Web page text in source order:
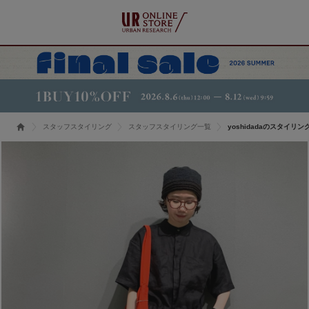
スタッフスタイリング スタッフスタイリング一覧 yoshidadaのスタイリン